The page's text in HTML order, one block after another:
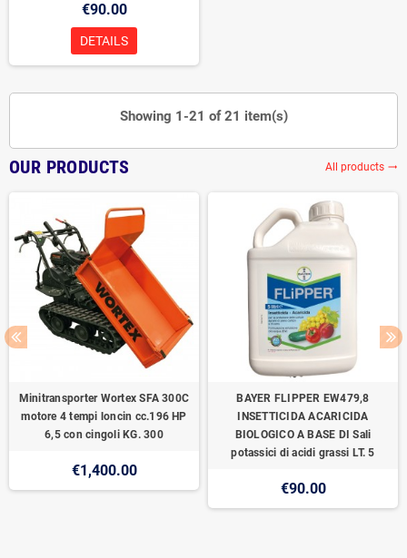
€90.00
DETAILS
Showing 1-21 of 21 item(s)
OUR PRODUCTS All products trending_flat
Minitransporter Wortex SFA 300C
motore 4 tempi loncin cc.196 HP
6,5 con cingoli KG. 300
€1,400.00
BAYER FLIPPER EW479,8
INSETTICIDA ACARICIDA
BIOLOGICO A BASE DI Sali
potassici di acidi grassi LT. 5
€90.00